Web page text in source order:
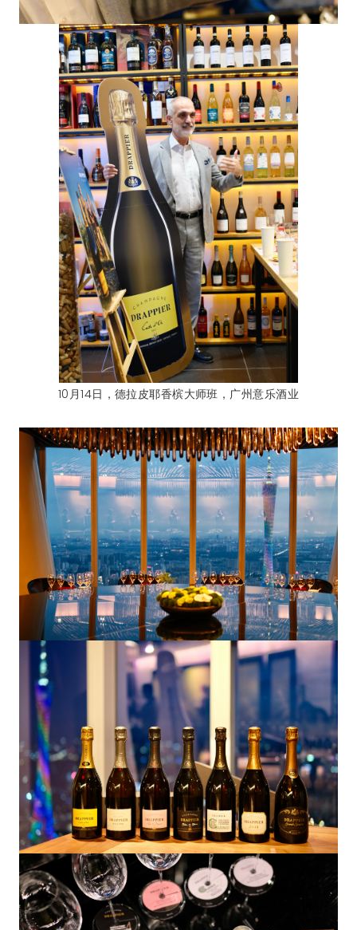
10月14日，德拉皮耶香槟大师班，广州意乐酒业